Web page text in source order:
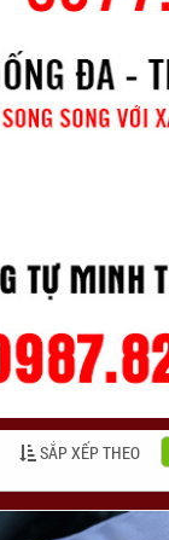
SẮP XẾP THEO